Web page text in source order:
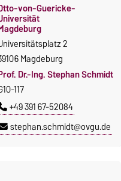
von-Guericke-
2
Magdeburg
Dr.-Ing. Stephan Schmidt
117
+49 391 67-52084
stephan.schmidt@ovgu.de